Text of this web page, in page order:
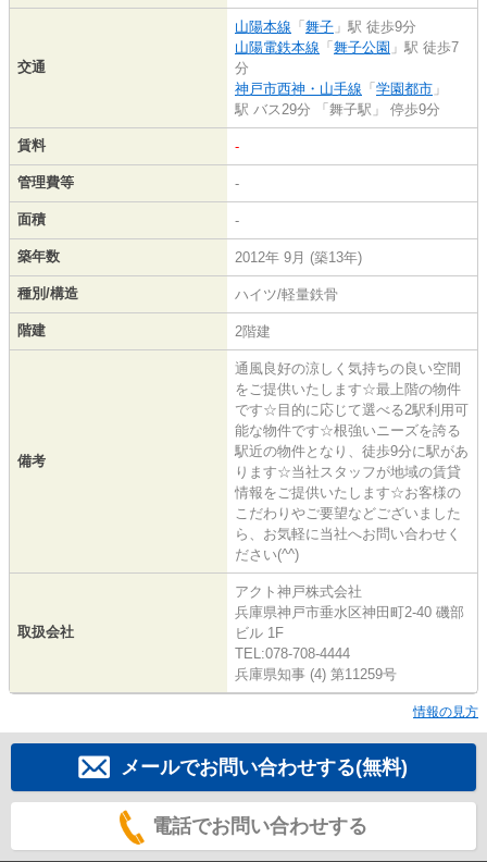
交通
山陽本線 「 舞子 」駅 徒歩9分
山陽電鉄本線 「 舞子公園 」駅 徒歩7
分
神戸市西神・山手線 「 学園都市 」
駅 バス29分 「舞子駅」 停歩9分
賃料 -
管理費等 -
面積 -
築年数 2012年 9月 (築13年)
種別/構造 ハイツ/軽量鉄骨
階建 2階建
備考
通風良好の涼しく気持ちの良い空間
をご提供いたします☆最上階の物件
です☆目的に応じて選べる2駅利用可
能な物件です☆根強いニーズを誇る
駅近の物件となり、徒歩9分に駅があ
ります☆当社スタッフが地域の賃貸
情報をご提供いたします☆お客様の
こだわりやご要望などございました
ら、お気軽に当社へお問い合わせく
ださい(^^)
取扱会社
アクト神戸株式会社
兵庫県神戸市垂水区神田町2-40 磯部
ビル 1F
TEL:078-708-4444
兵庫県知事 (4) 第11259号
情報の見方
メールでお問い合わせする(無料)
電話でお問い合わせする